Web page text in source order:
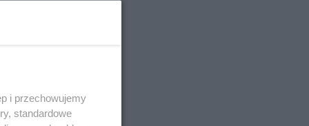
i przechowujemy
standardowe